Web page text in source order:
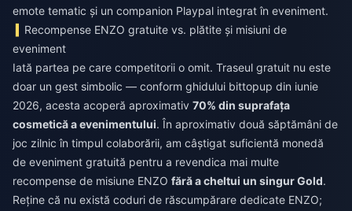
emote tematic și un companion Playpal integrat în eveniment.
Recompense ENZO gratuite vs. plătite și misiuni de
eveniment
Iată partea pe care competitorii o omit. Traseul gratuit nu este
doar un gest simbolic — conform ghidului bittopup din iunie
2026, acesta acoperă aproximativ 70% din suprafața
cosmetică a evenimentului. În aproximativ două săptămâni de
joc zilnic în timpul colaborării, am câștigat suficientă monedă
de eveniment gratuită pentru a revendica mai multe
recompense de misiune ENZO fără a cheltui un singur Gold.
Reține că nu există coduri de răscumpărare dedicate ENZO;